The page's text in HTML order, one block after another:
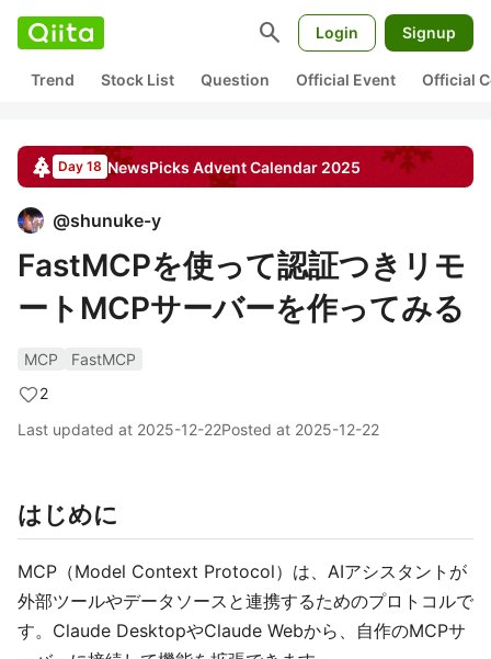
search Login Signup
Trend Stock List Question Official Event Official
Day 18 NewsPicks Advent Calendar 2025
@shunuke-y
FastMCPを使って認証つきリモ
ートMCPサーバーを作ってみる
MCP
FastMCP
2
Last updated at 2025-12-22Posted at 2025-12-22
はじめに
MCP（Model Context Protocol）は、AIアシスタントが
外部ツールやデータソースと連携するためのプロトコルで
す。Claude DesktopやClaude Webから、自作のMCPサ